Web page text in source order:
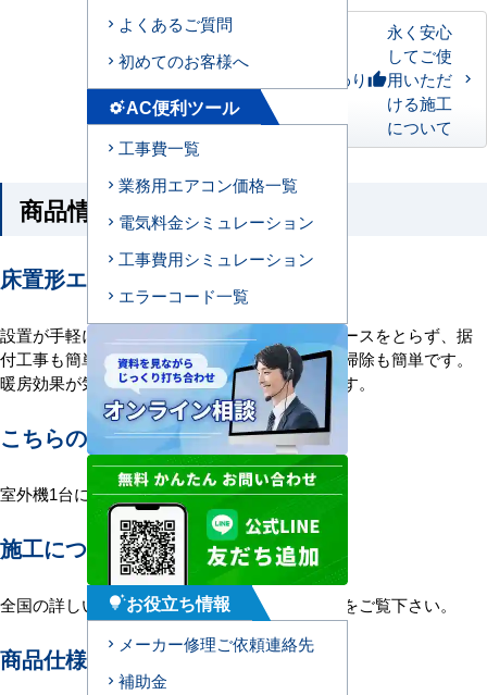
私たちのこだわりthumb_up
永く安心
してご使
用いただ
ける施工
について
商品情報
床置形エアコンの特長
設置が手軽に、デザインもスマートに 床スペースをとらず、据
付工事も簡単にできます。床置きですので、お掃除も簡単です。
暖房効果が気になる高天井空間にもおすすめです。
こちらの機種について
室外機1台に室内機3台を接続する1対3構成。
施工について
全国の詳しい施工エリアに関しましては をご覧下さい。
商品仕様＜参考例＞
よくあるご質問
初めてのお客様へ
settings_suggestAC便利ツール
工事費一覧
業務用エアコン価格一覧
電気料金シミュレーション
工事費用シミュレーション
エラーコード一覧
tips_and_updatesお役立ち情報
メーカー修理ご依頼連絡先
補助金